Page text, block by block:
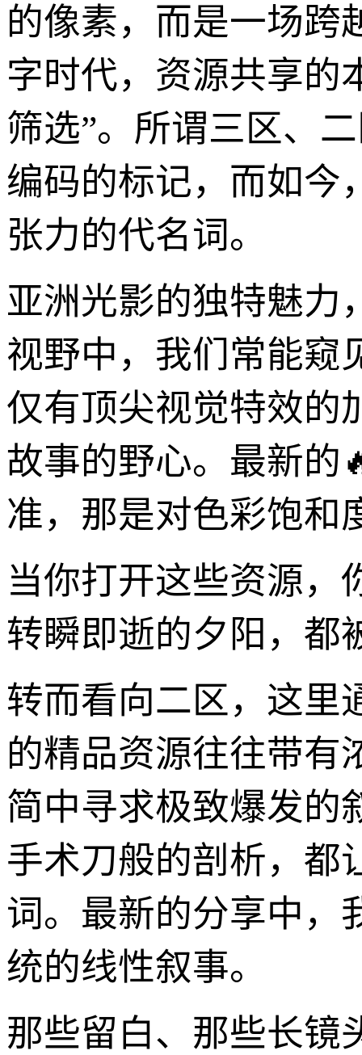
的像素，而是一场跨
字时代，资源共享的
筛选”。所谓三区、
编码的标记，而如今
张力的代名词。
亚洲光影的独特魅力
视野中，我们常能窥
仅有顶尖视觉特效的
故事的野心。最新的
准，那是对色彩饱和
当你打开这些资源，
转瞬即逝的夕阳，都
转而看向二区，这里
的精品资源往往带有
简中寻求极致爆发的
手术刀般的剖析，都
词。最新的分享中，
统的线性叙事。
那些留白、那些长镜